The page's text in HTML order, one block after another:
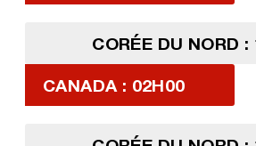
CORÉE DU NORD :
CANADA : 02H00